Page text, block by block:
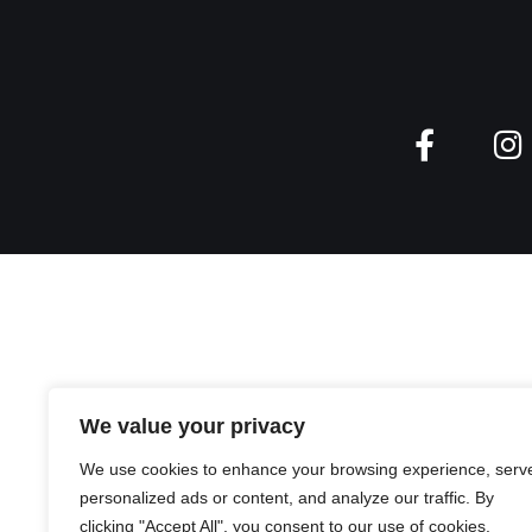
We value your privacy
We use cookies to enhance your browsing experience,
personalized ads or content, and analyze our traffic. By
clicking "Accept All", you consent to our use of cookies.